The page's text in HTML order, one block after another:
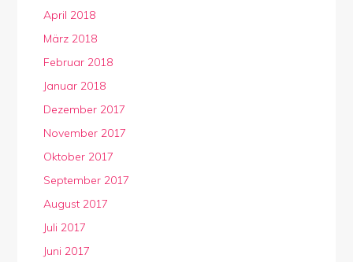
April 2018
März 2018
Februar 2018
Januar 2018
Dezember 2017
November 2017
Oktober 2017
September 2017
August 2017
Juli 2017
Juni 2017